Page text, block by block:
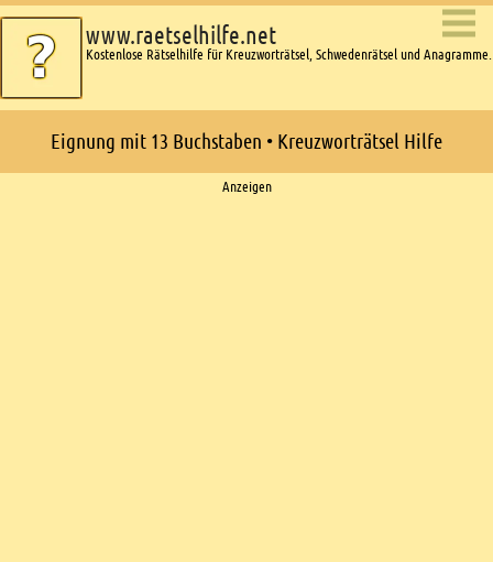
www.raetselhilfe.net
Kostenlose Rätselhilfe für Kreuzworträtsel, Schwedenrätsel und Anagramme.
Eignung mit 13 Buchstaben • Kreuzworträtsel Hilfe
Anzeigen